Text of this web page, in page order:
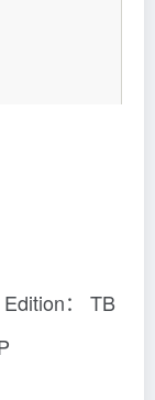
： TB